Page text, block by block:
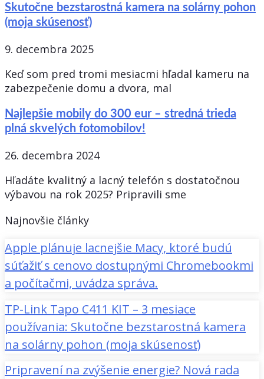
Skutočne bezstarostná kamera na solárny pohon
(moja skúsenosť)
9. decembra 2025
Keď som pred tromi mesiacmi hľadal kameru na
zabezpečenie domu a dvora, mal
Najlepšie mobily do 300 eur – stredná trieda
plná skvelých fotomobilov!
26. decembra 2024
Hľadáte kvalitný a lacný telefón s dostatočnou
výbavou na rok 2025? Pripravili sme
Najnovšie články
Apple plánuje lacnejšie Macy, ktoré budú
súťažiť s cenovo dostupnými Chromebookmi
a počítačmi, uvádza správa.
TP-Link Tapo C411 KIT – 3 mesiace
používania: Skutočne bezstarostná kamera
na solárny pohon (moja skúsenosť)
Pripravení na zvýšenie energie? Nová rada